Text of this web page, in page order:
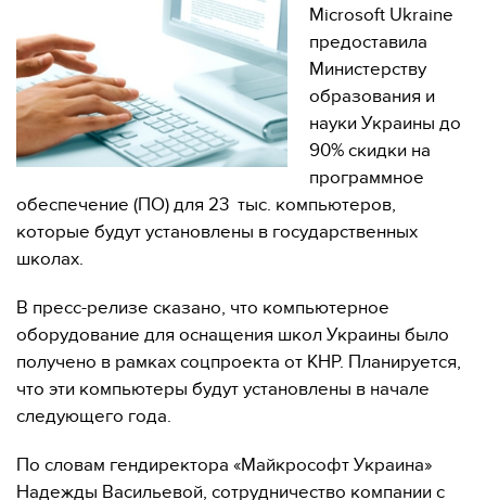
Microsoft Ukraine
предоставила
Министерству
образования и
науки Украины до
90% скидки на
программное
обеспечение (ПО) для 23 тыс. компьютеров,
которые будут установлены в государственных
школах.
В пресс-релизе сказано, что компьютерное
оборудование для оснащения школ Украины было
получено в рамках соцпроекта от КНР. Планируется,
что эти компьютеры будут установлены в начале
следующего года.
По словам гендиректора «Майкрософт Украина»
Надежды Васильевой, сотрудничество компании с